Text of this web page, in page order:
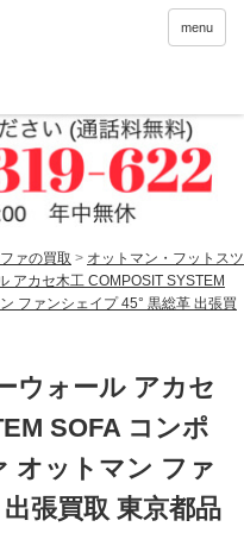
menu
ァの買取 > オットマン・フットスツ
アカセ木工 COMPOSIT SYSTEM
ファンシェイプ 45° 黒総革 出張買
ウォール アカセ
SOFA コンポ
オットマン ファ
張買取 東京都品